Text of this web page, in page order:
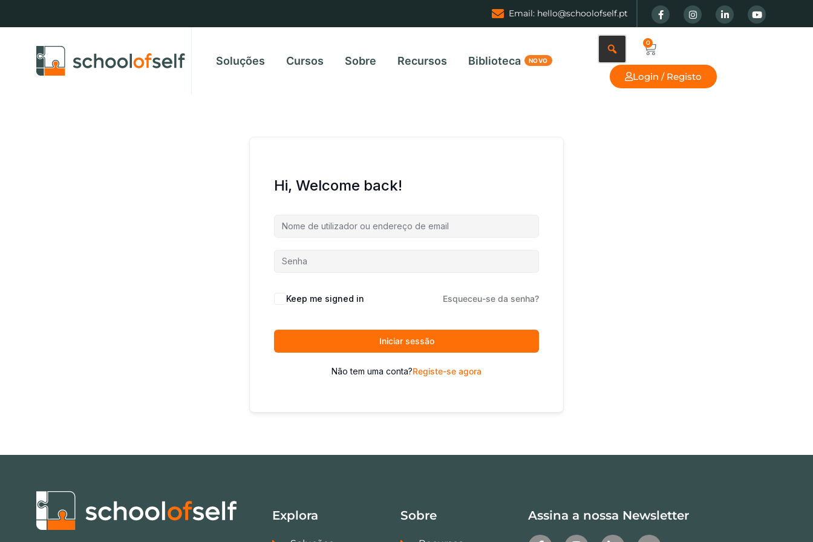
Email: hello@schoolofself.pt
Soluções Cursos Sobre Recursos Biblioteca
0
Login / Registo
Hi, Welcome back!
Keep me signed in Esqueceu-se da senha?
Iniciar sessão
Não tem uma conta?Registe-se agora
Explora Sobre Assina a nossa Newsletter